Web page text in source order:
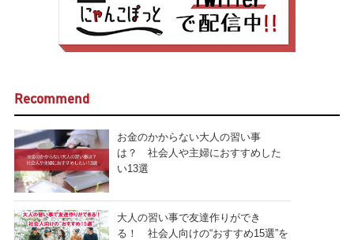
Recommend
お金のかからない大人の習い事
は？ 社会人や主婦におすすめした
い13選
大人の習い事で友達作りができ
る！ 社会人向けの“おすすめ15選”を